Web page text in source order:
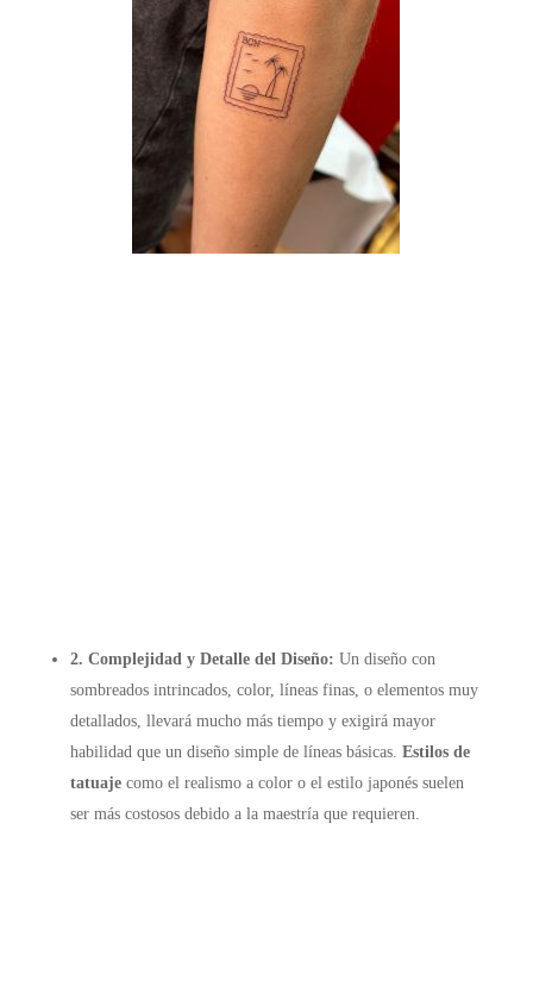
2. Complejidad y Detalle del Diseño: Un diseño con
sombreados intrincados, color, líneas finas, o elementos muy
detallados, llevará mucho más tiempo y exigirá mayor
habilidad que un diseño simple de líneas básicas. Estilos de
tatuajecomo el realismo a color o el estilo japonés suelen
ser más costosos debido a la maestría que requieren.